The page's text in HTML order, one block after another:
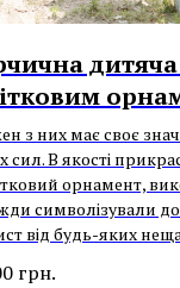
з них має своє
сил. В якості
орнамент,
символізували
від будь-яких
грн.